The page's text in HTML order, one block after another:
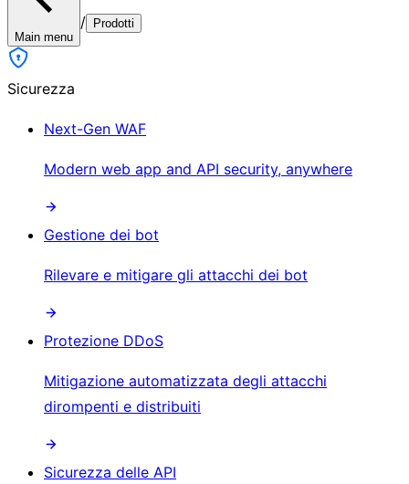
Main menu
/ Prodotti
Sicurezza
Next-Gen WAF
Modern web app and API security, anywhere
Gestione dei bot
Rilevare e mitigare gli attacchi dei bot
Protezione DDoS
Mitigazione automatizzata degli attacchi
dirompenti e distribuiti
Sicurezza delle API